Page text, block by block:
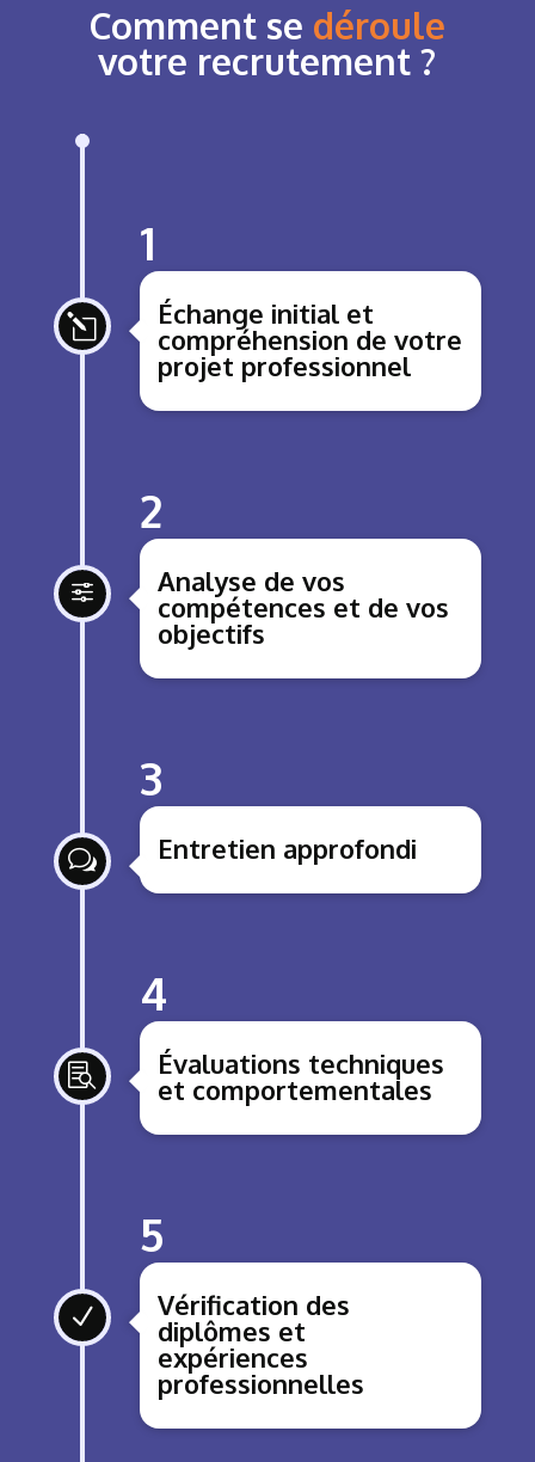
Comment se déroule
votre recrutement ?
1
l Échange initial et
compréhension de votre
projet professionnel
2
f Analyse de vos
compétences et de vos
objectifs
3
w Entretien approfondi
4
 Évaluations techniques
et comportementales
5
N Vérification des
diplômes et
expériences
professionnelles